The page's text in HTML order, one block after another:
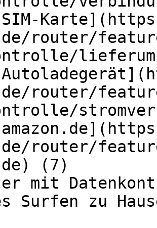
router/
router/
router/
de) (7)
mit
Surfen zu